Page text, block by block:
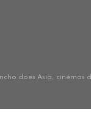
does Asia, cinémas